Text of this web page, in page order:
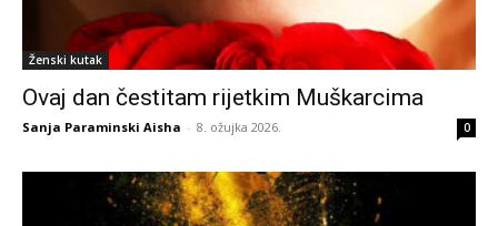
Ženski kutak
Ovaj dan čestitam rijetkim Muškarcima
Sanja Paraminski Aisha - 8. ožujka 2026. 0